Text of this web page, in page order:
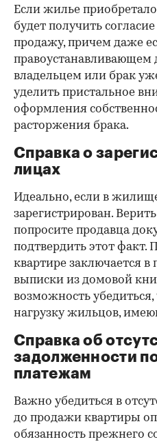
Если жилье
будет получить
продажу, причем даже
правоустанавливающем
владельцем или брак
уделить пристальное
оформления
расторжения брака.
Справка о
лицах
Идеально, если в
зарегистрирован.
попросите продавца
подтвердить этот факт.
квартире заключается
выписки из домовой
возможность
нагрузку жильцов,
Справка об
задолженности
платежам
Важно убедиться в
до продажи квартиры
обязанность прежнего